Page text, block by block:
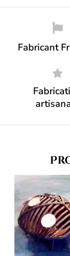
Fabricant